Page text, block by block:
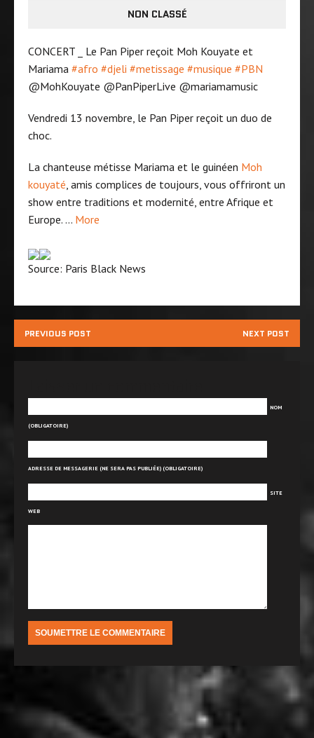
NON CLASSÉ
CONCERT _ Le Pan Piper reçoit Moh Kouyate et
Mariama ‪#‎afro‬ ‪#‎djeli‬ ‪#‎metissage‬ ‪#‎musique‬ ‪#‎PBN‬
@MohKouyate @PanPiperLive @mariamamusic
Vendredi 13 novembre, le Pan Piper reçoit un duo de
choc.
La chanteuse métisse Mariama et le guinéen Moh
kouyaté, amis complices de toujours, vous offriront un
show entre traditions et modernité, entre Afrique et
Europe. … More
Source: Paris Black News
PREVIOUS POST NEXT POST
NOM
(OBLIGATOIRE)
ADRESSE DE MESSAGERIE (NE SERA PAS PUBLIÉE) (OBLIGATOIRE)
SITE
WEB